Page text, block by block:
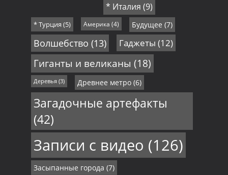
* Италия (9)
* Турция (5) Америка (4) Будущее (7)
Волшебство (13) Гаджеты (12)
Гиганты и великаны (18)
Деревья(3) Древнее метро(6)
Загадочные артефакты
(42)
Записи с видео (126)
Засыпанные города (7)